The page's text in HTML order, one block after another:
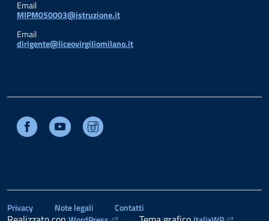
Email
MIPM050003@istruzione.it
Email
dirigente@liceovirgiliomilano.it
Facebook Youtube
Privacy Note legali Contatti